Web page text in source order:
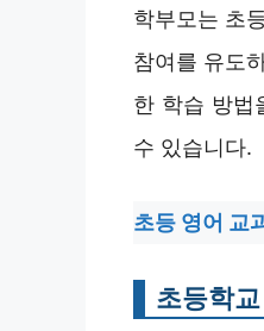
학부모는 초
참여를 유도
한 학습 방법
수 있습니다.
초등 영어 교
초등학